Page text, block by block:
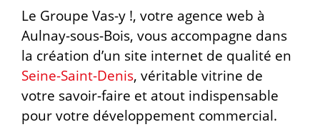
Le Groupe Vas-y !, votre agence web à
Aulnay-sous-Bois, vous accompagne dans
la création d’un site internet de qualité en
Seine-Saint-Denis, véritable vitrine de
votre savoir-faire et atout indispensable
pour votre développement commercial.